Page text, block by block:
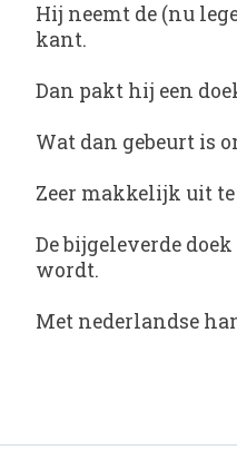
Hij neemt de (nu
kant.
Dan pakt hij een
Wat dan gebeurt is
Zeer makkelijk uit
De bijgeleverde
wordt.
Met nederlandse